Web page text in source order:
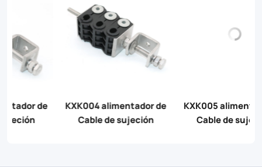
KXK005 alimentador de
Cable de sujeción
KXK006 alimentador de
Cable de sujeción